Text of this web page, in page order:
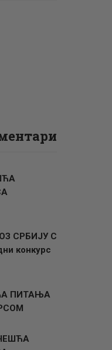
СРБИЈУ С
конкурс
ПИТАЊА